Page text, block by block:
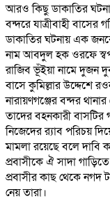
আরও কিছু ডাকাতির ঘটনা
বন্দরে যাত্রীবাহী
ডাকাতির ঘটনায় এক
নাম আবদুল হক ওরফে
রাজিব ভূঁইয়া নামে দুজন
বাসে কুমিল্লার উদ্দেশে
নারায়ণগঞ্জের বন্দর
তাদের বহনকারী
নিজেদের র‍্যাব পরিচয়
মামলা রয়েছে বলে দাবি
প্রবাসীকে ঐ সাদা
প্রবাসীর কাছ থেকে নগদ
নেয় তারা।